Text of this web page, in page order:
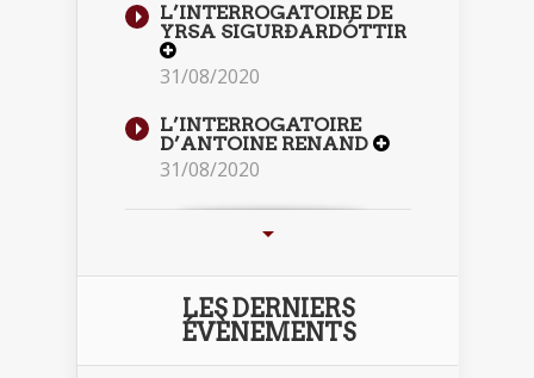
L’INTERROGATOIRE DE
YRSA SIGURÐARDÓTTIR
31/08/2020
L’INTERROGATOIRE
D’ANTOINE RENAND
31/08/2020
LES DERNIERS
ÉVÈNEMENTS